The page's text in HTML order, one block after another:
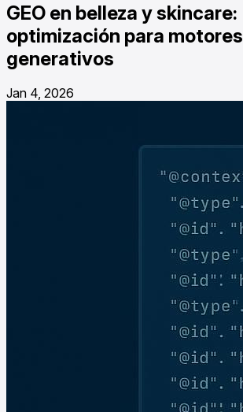
GEO en belleza y skincare:
optimización para motores
generativos
Jan 4, 2026